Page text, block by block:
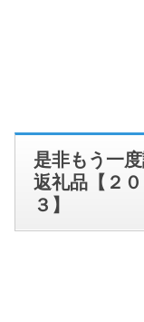
是非もう一
返礼品【２
３】